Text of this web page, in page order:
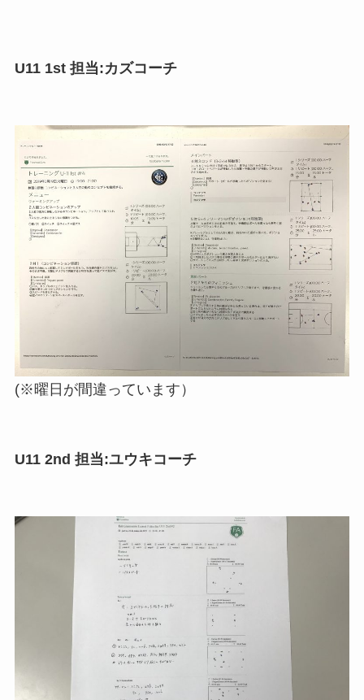
U11 1st 担当:カズコーチ
(※曜日が間違っています）
U11 2nd 担当:ユウキコーチ